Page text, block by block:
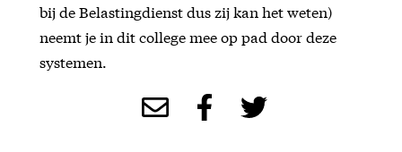
bij de Belastingdienst dus zij kan het weten)
neemt je in dit college mee op pad door deze
systemen.